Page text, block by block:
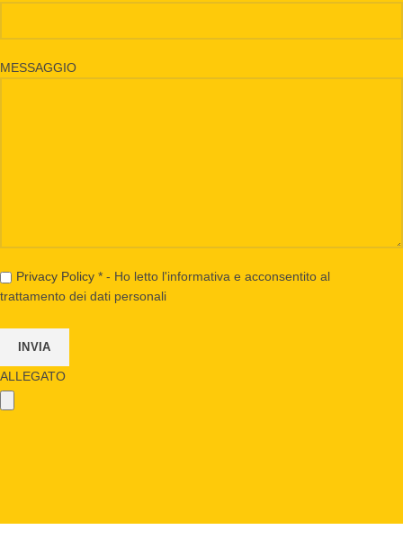
MESSAGGIO
Privacy Policy * - Ho letto l'informativa e acconsentito al
trattamento dei dati personali
ALLEGATO